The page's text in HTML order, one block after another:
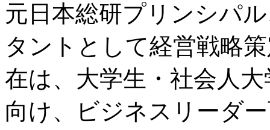
元日本総研プリンシパ
タントとして経営戦略
在は、大学生・社会人
向け、ビジネスリーダ